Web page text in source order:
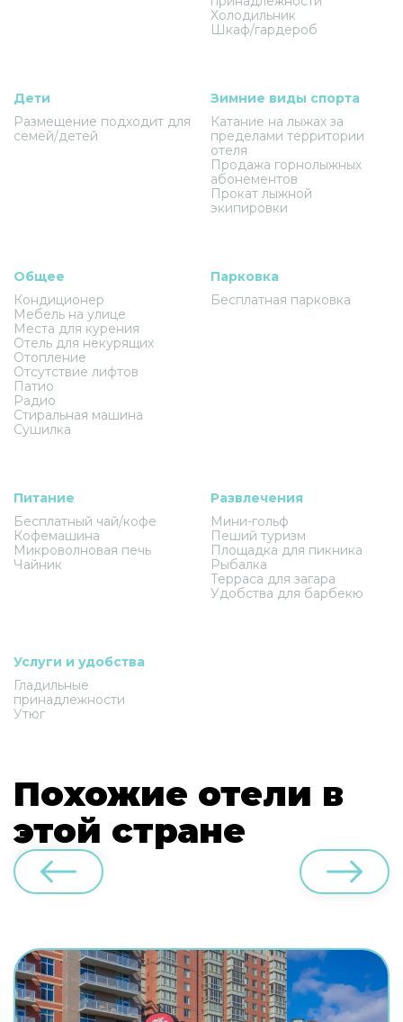
Холодильник
Шкаф/гардероб
Дети
Размещение подходит для
семей/детей
Зимние виды спорта
Катание на лыжах за
пределами территории
отеля
Продажа горнолыжных
абонементов
Прокат лыжной
экипировки
Общее
Кондиционер
Мебель на улице
Места для курения
Отель для некурящих
Отопление
Отсутствие лифтов
Патио
Радио
Стиральная машина
Сушилка
Парковка
Бесплатная парковка
Питание
Бесплатный чай/кофе
Кофемашина
Микроволновая печь
Чайник
Развлечения
Мини-гольф
Пеший туризм
Площадка для пикника
Рыбалка
Терраса для загара
Удобства для барбекю
Услуги и удобства
Гладильные
принадлежности
Утюг
Похожие отели в
этой стране